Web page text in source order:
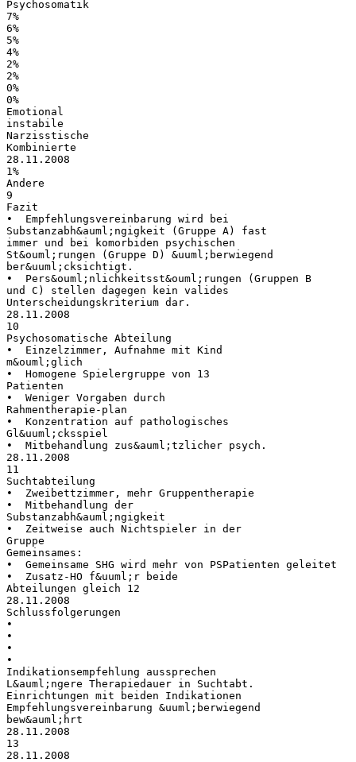
Psychosomatik
7%
6%
5%
4%
2%
2%
0%
0%
Emotional
instabile
Narzisstische
Kombinierte
28.11.2008
1%
Andere
9
Fazit
• Empfehlungsvereinbarung wird bei
Substanzabh&auml;ngigkeit (Gruppe A) fast
immer und bei komorbiden psychischen
St&ouml;rungen (Gruppe D) &uuml;berwiegend
ber&uuml;cksichtigt.
• Pers&ouml;nlichkeitsst&ouml;rungen (Gruppen B
und C) stellen dagegen kein valides
Unterscheidungskriterium dar.
28.11.2008
10
Psychosomatische Abteilung
• Einzelzimmer, Aufnahme mit Kind
m&ouml;glich
• Homogene Spielergruppe von 13
Patienten
• Weniger Vorgaben durch
Rahmentherapie-plan
• Konzentration auf pathologisches
Gl&uuml;cksspiel
• Mitbehandlung zus&auml;tzlicher psych.
28.11.2008
11
Suchtabteilung
• Zweibettzimmer, mehr Gruppentherapie
• Mitbehandlung der
Substanzabh&auml;ngigkeit
• Zeitweise auch Nichtspieler in der
Gruppe
Gemeinsames:
• Gemeinsame SHG wird mehr von PSPatienten geleitet
• Zusatz-HO f&uuml;r beide
Abteilungen gleich 12
28.11.2008
Schlussfolgerungen
•
•
•
•
Indikationsempfehlung aussprechen
L&auml;ngere Therapiedauer in Suchtabt.
Einrichtungen mit beiden Indikationen
Empfehlungsvereinbarung &uuml;berwiegend
bew&auml;hrt
28.11.2008
13
28.11.2008